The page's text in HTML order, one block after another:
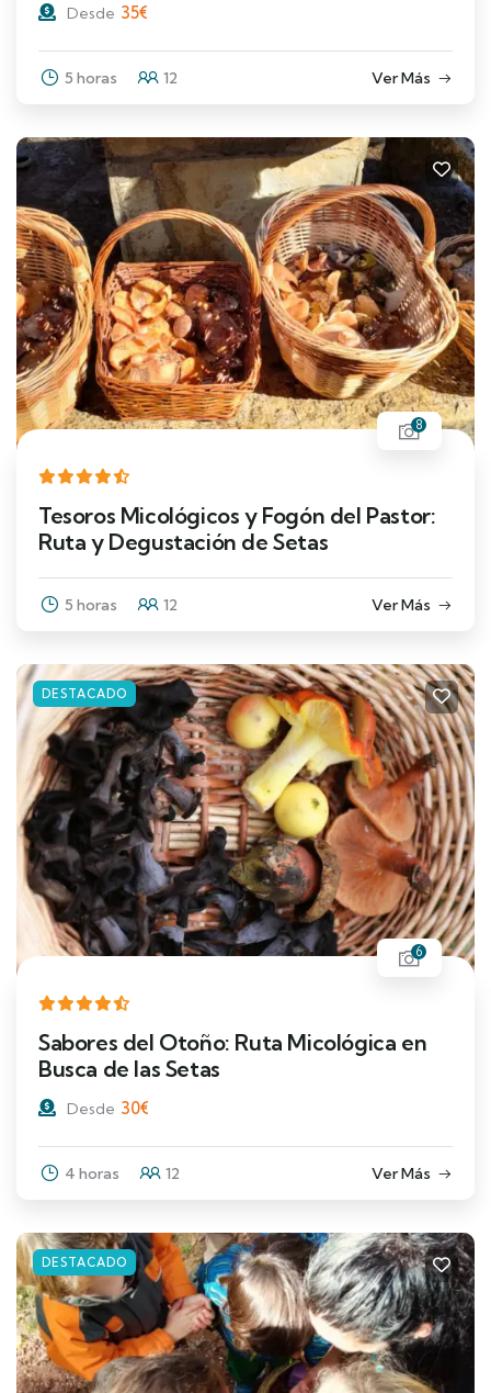
Desde 35€
5 horas 12 Ver Más
8
Tesoros Micológicos y Fogón del Pastor:
Ruta y Degustación de Setas
5 horas 12 Ver Más
DESTACADO
6
Sabores del Otoño: Ruta Micológica en
Busca de las Setas
Desde 30€
4 horas 12 Ver Más
DESTACADO